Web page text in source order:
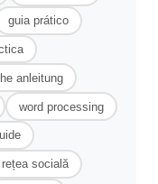
guia prático
anleitung
word processing
rețea socială